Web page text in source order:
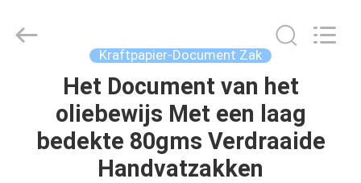
PRODUCTEN
Export
Kraftpapier-Document Zak
Het Document van het
oliebewijs Met een laag
bedekte 80gms Verdraaide
Handvatzakken